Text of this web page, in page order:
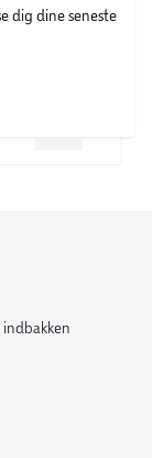
dig dine seneste
indbakken